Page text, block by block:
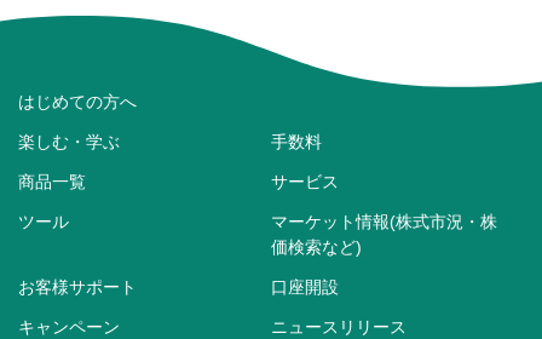
はじめての方へ
楽しむ・学ぶ 手数料
商品一覧 サービス
ツール
マーケット情報(株式市況・株
価検索など)
お客様サポート 口座開設
キャンペーン ニュースリリース